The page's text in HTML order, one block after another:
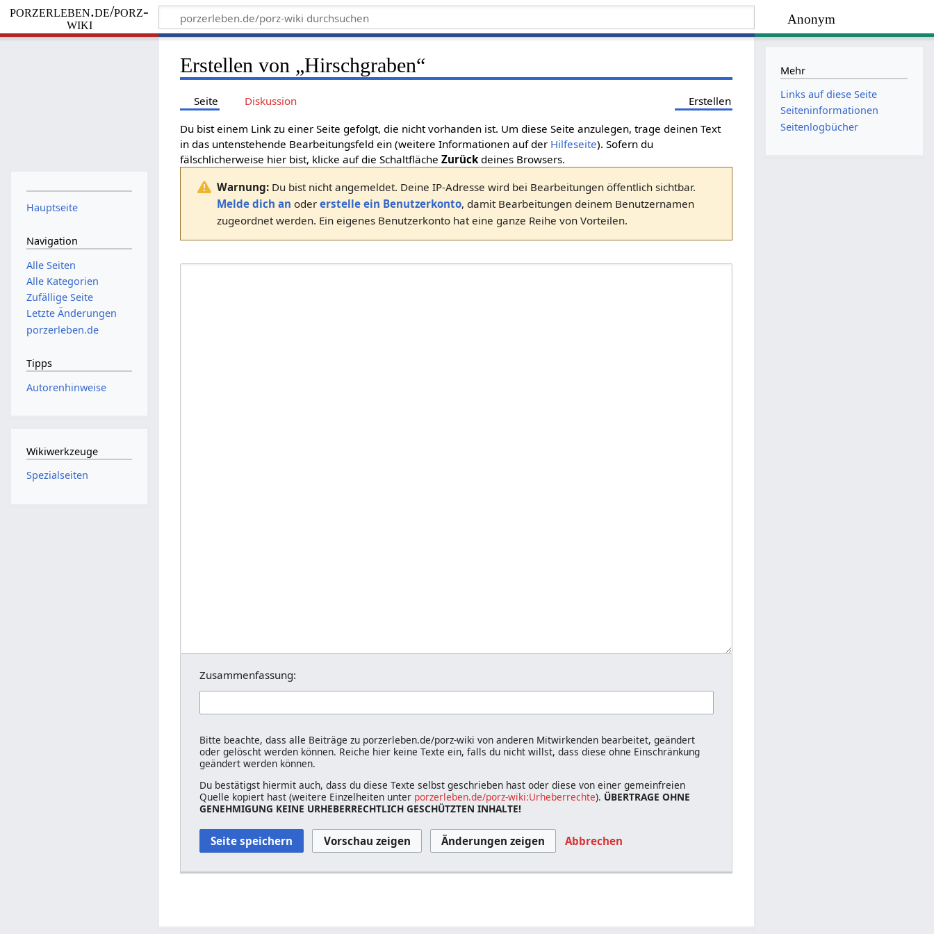
Anonym
porzerleben.de/porz-
wiki
Erstellen von „Hirschgraben“
Seite Diskussion Erstellen
Du bist einem Link zu einer Seite gefolgt, die nicht vorhanden ist. Um diese Seite anzulegen, trage deinen Text
in das untenstehende Bearbeitungsfeld ein (weitere Informationen auf der Hilfeseite). Sofern du
fälschlicherweise hier bist, klicke auf die SchaltflächeZurück deines Browsers.
Warnung: Du bist nicht angemeldet. Deine IP-Adresse wird bei Bearbeitungen öffentlich sichtbar.
Melde dich an odererstelle ein Benutzerkonto, damit Bearbeitungen deinem Benutzernamen
zugeordnet werden. Ein eigenes Benutzerkonto hat eine ganze Reihe von Vorteilen.
Zusammenfassung:
Bitte beachte, dass alle Beiträge zu porzerleben.de/porz-wiki von anderen Mitwirkenden bearbeitet, geändert
oder gelöscht werden können. Reiche hier keine Texte ein, falls du nicht willst, dass diese ohne Einschränkung
geändert werden können.
Du bestätigst hiermit auch, dass du diese Texte selbst geschrieben hast oder diese von einer gemeinfreien
Quelle kopiert hast (weitere Einzelheiten unter porzerleben.de/porz-wiki:Urheberrechte). ÜBERTRAGE OHNE
GENEHMIGUNG KEINE URHEBERRECHTLICH GESCHÜTZTEN INHALTE!
Abbrechen
Hauptseite
Navigation
Alle Seiten
Alle Kategorien
Zufällige Seite
Letzte Änderungen
porzerleben.de
Tipps
Autorenhinweise
Wikiwerkzeuge
Spezialseiten
Mehr
Links auf diese Seite
Seiten­­informationen
Seitenlogbücher